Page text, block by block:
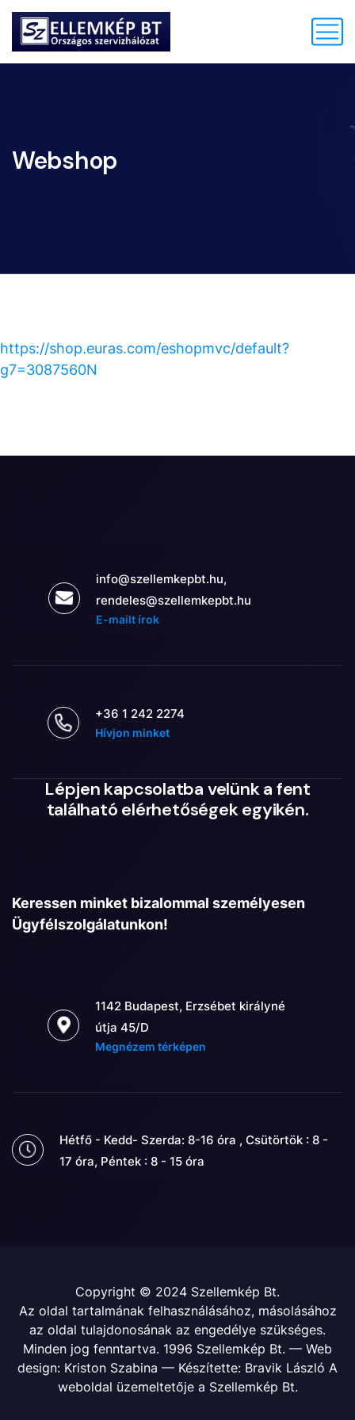
Webshop
https://shop.euras.com/eshopmvc/default?
g7=3087560N
info@szellemkepbt.hu,
rendeles@szellemkepbt.hu
E-mailt írok
+36 1 242 2274
Hívjon minket
Lépjen kapcsolatba velünk a fent
található elérhetőségek egyikén.
Keressen minket bizalommal személyesen
Ügyfélszolgálatunkon!
1142 Budapest, Erzsébet királyné
útja 45/D
Megnézem térképen
Hétfő - Kedd- Szerda: 8-16 óra , Csütörtök : 8 -
17 óra, Péntek : 8 - 15 óra
Copyright © 2024 Szellemkép Bt.
Az oldal tartalmának felhasználásához, másolásához
az oldal tulajdonosának az engedélye szükséges.
Minden jog fenntartva. 1996 Szellemkép Bt. — Web
design: Kriston Szabina — Készítette: Bravik László A
weboldal üzemeltetője a Szellemkép Bt.